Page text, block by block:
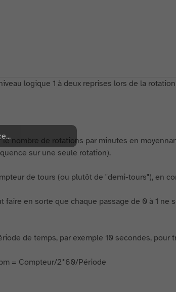
logique 1 à deux reprises lors de la
nombre de rotations par minutes en
sur une seule rotation).
de tours (ou plutôt de "demi-tours"), en
en sorte que chaque passage de 0 à 1 ne
de temps, par exemple 10 secondes, pour
= Compteur/2*60/Période